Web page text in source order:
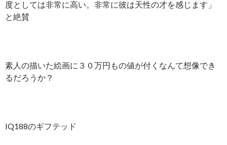
度としては非常に高い。非常に彼は天性の才を感じます」
と絶賛
素人の描いた絵画に３０万円もの値が付くなんて想像でき
るだろうか？
IQ188のギフテッド